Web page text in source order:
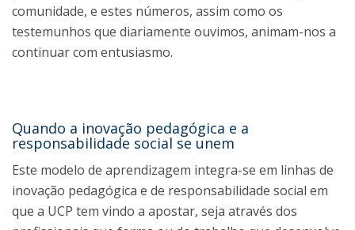
comunidade, e estes números, assim como os
testemunhos que diariamente ouvimos, animam-nos a
continuar com entusiasmo.
Quando a inovação pedagógica e a
responsabilidade social se unem
Este modelo de aprendizagem integra-se em linhas de
inovação pedagógica e de responsabilidade social em
que a UCP tem vindo a apostar, seja através dos